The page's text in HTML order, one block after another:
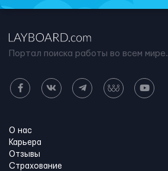
Портал поиска работы во всем мире.
О нас
Карьера
Отзывы
Страхование